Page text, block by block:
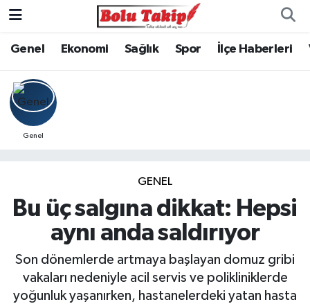
Genel Ekonomi Sağlık Spor İlçe Haberleri
Genel
GENEL
Bu üç salgına dikkat: Hepsi
aynı anda saldırıyor
Son dönemlerde artmaya başlayan domuz gribi
vakaları nedeniyle acil servis ve polikliniklerde
yoğunluk yaşanırken, hastanelerdeki yatan hasta